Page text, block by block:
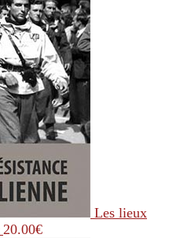
Les lieux
20.00€